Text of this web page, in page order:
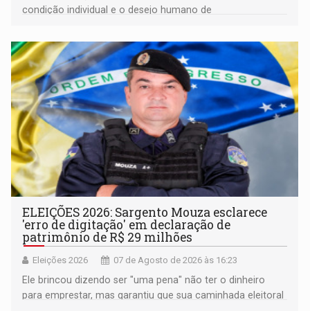
condição individual e o desejo humano de
ELEIÇÕES 2026: Sargento Mouza esclarece
'erro de digitação' em declaração de
patrimônio de R$ 29 milhões
Eleições 2026 07 de Agosto de 2026 às 16:23
Ele brincou dizendo ser "uma pena" não ter o dinheiro
para emprestar, mas garantiu que sua caminhada eleitoral